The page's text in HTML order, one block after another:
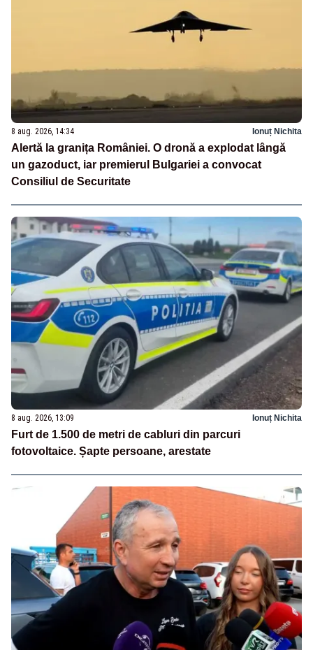
8 aug. 2026, 14:34 Ionuț Nichita
Alertă la granița României. O dronă a explodat lângă
un gazoduct, iar premierul Bulgariei a convocat
Consiliul de Securitate
8 aug. 2026, 13:09 Ionuț Nichita
Furt de 1.500 de metri de cabluri din parcuri
fotovoltaice. Șapte persoane, arestate